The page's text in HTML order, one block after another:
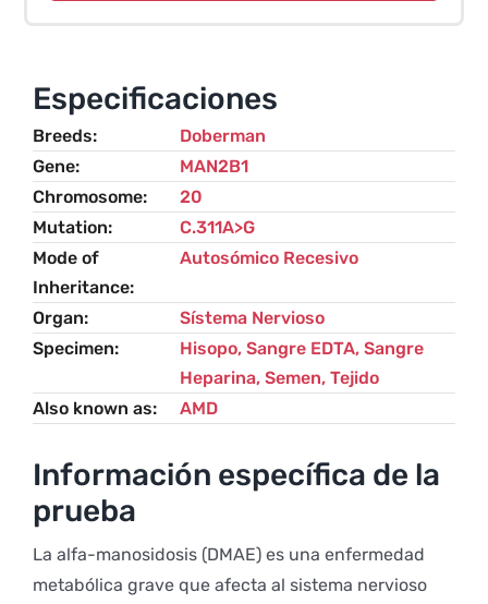
cantidad
Especificaciones
Breeds
Doberman
Gene
MAN2B1
Chromosome
20
Mutation
C.311A>G
Mode of
Inheritance
Autosómico Recesivo
Organ
Sístema Nervioso
Specimen
Hisopo, Sangre EDTA, Sangre
Heparina, Semen, Tejido
Also known as
AMD
Información específica de la
prueba
La alfa-manosidosis (DMAE) es una enfermedad
metabólica grave que afecta al sistema nervioso